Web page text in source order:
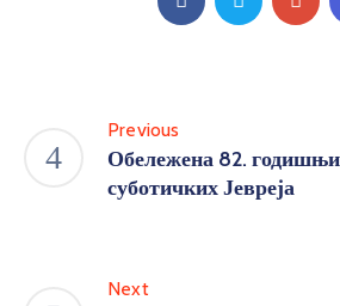
Previous
Обележена 82.
суботичких Јевреја
Next